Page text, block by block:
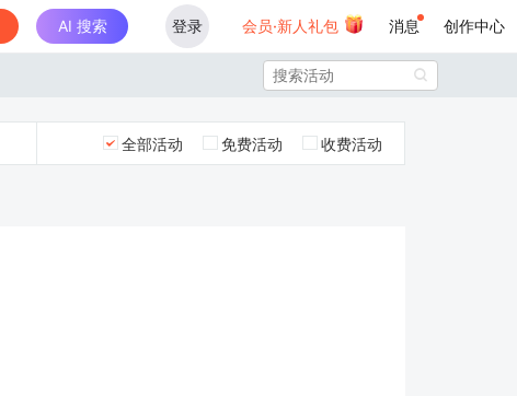
AI 搜索 登录 会员·新人礼包 消息 创作中心

全部活动 免费活动 收费活动